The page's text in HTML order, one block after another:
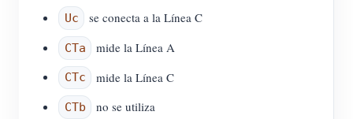
Uc se conecta a la Línea C
CTa mide la Línea A
CTc mide la Línea C
CTb no se utiliza